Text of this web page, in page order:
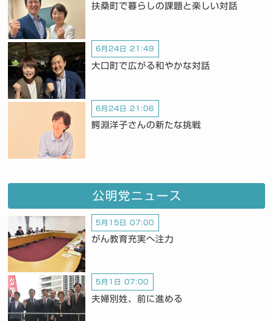
扶桑町で暮らしの課題と楽しい対話
6月24日 21:49
大口町で広がる和やかな対話
6月24日 21:06
鰐淵洋子さんの新たな挑戦
公明党ニュース
5月15日 07:00
がん教育充実へ注力
5月1日 07:00
夫婦別姓、前に進める